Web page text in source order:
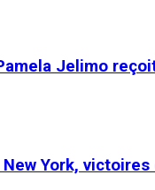
Jelimo
York, victoires